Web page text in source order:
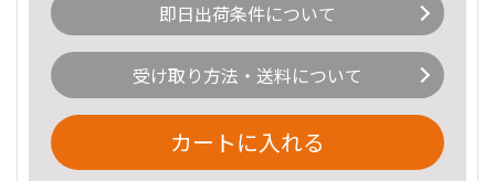
即日出荷条件について
受け取り方法・送料について
カートに入れる